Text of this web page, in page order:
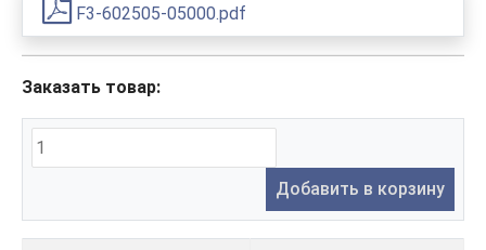
F3-602505-05000.pdf
Заказать товар:
Добавить в корзину